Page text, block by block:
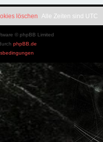
Alle Zeiten sind UTC
löschen
© phpBB Limited
phpBB.de